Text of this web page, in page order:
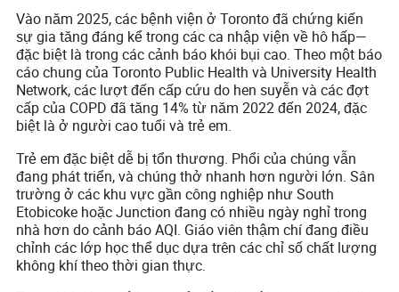
Vào năm 2025, các bệnh viện ở Toronto đã chứng kiến
sự gia tăng đáng kể trong các ca nhập viện về hô hấp—
đặc biệt là trong các cảnh báo khói bụi cao. Theo một báo
cáo chung của Toronto Public Health và University Health
Network, các lượt đến cấp cứu do hen suyễn và các đợt
cấp của COPD đã tăng 14% từ năm 2022 đến 2024, đặc
biệt là ở người cao tuổi và trẻ em.
Trẻ em đặc biệt dễ bị tổn thương. Phổi của chúng vẫn
đang phát triển, và chúng thở nhanh hơn người lớn. Sân
trường ở các khu vực gần công nghiệp như South
Etobicoke hoặc Junction đang có nhiều ngày nghỉ trong
nhà hơn do cảnh báo AQI. Giáo viên thậm chí đang điều
chỉnh các lớp học thể dục dựa trên các chỉ số chất lượng
không khí theo thời gian thực.